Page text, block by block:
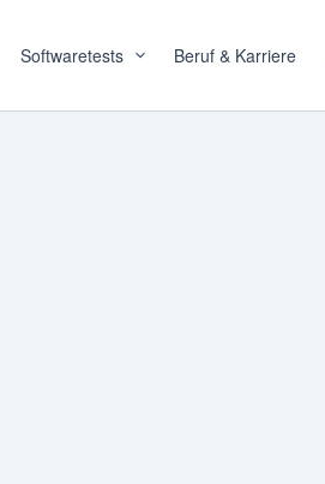
Softwaretests Beruf & Karriere